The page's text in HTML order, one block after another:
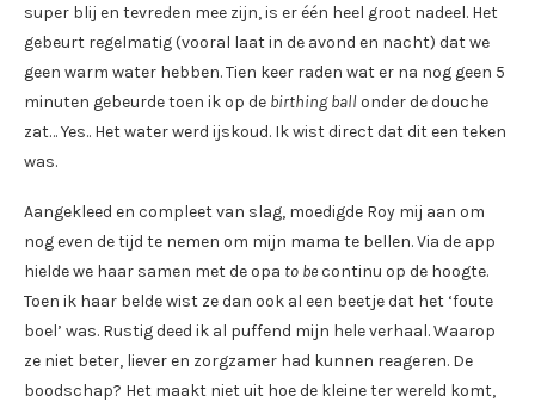
super blij en tevreden mee zijn, is er één heel groot nadeel. Het
gebeurt regelmatig (vooral laat in de avond en nacht) dat we
geen warm water hebben. Tien keer raden wat er na nog geen 5
minuten gebeurde toen ik op de birthing ball onder de douche
zat… Yes.. Het water werd ijskoud. Ik wist direct dat dit een teken
was.
Aangekleed en compleet van slag, moedigde Roy mij aan om
nog even de tijd te nemen om mijn mama te bellen. Via de app
hielde we haar samen met de opa to becontinu op de hoogte.
Toen ik haar belde wist ze dan ook al een beetje dat het ‘foute
boel’ was. Rustig deed ik al puffend mijn hele verhaal. Waarop
ze niet beter, liever en zorgzamer had kunnen reageren. De
boodschap? Het maakt niet uit hoe de kleine ter wereld komt,